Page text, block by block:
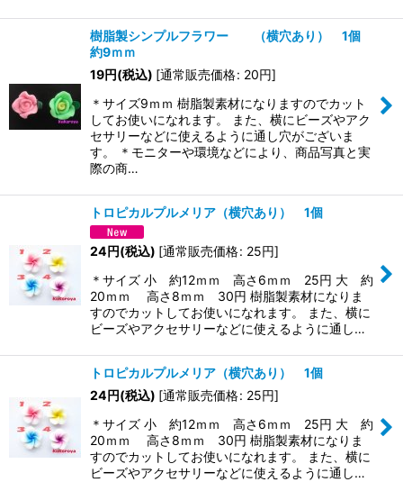
樹脂製シンプルフラワー （横穴あり） 1個
約9ｍｍ
19円(税込) [通常販売価格: 20円]
＊サイズ9ｍｍ 樹脂製素材になりますのでカット
してお使いになれます。 また、横にビーズやアク
セサリーなどに使えるように通し穴がございま
す。 ＊モニターや環境などにより、商品写真と実
際の商…
トロピカルプルメリア（横穴あり） 1個
24円(税込) [通常販売価格: 25円]
＊サイズ 小 約12ｍｍ 高さ6ｍｍ 25円 大 約
20ｍｍ 高さ8ｍｍ 30円 樹脂製素材になりま
すのでカットしてお使いになれます。 また、横に
ビーズやアクセサリーなどに使えるように通し…
トロピカルプルメリア（横穴あり） 1個
24円(税込) [通常販売価格: 25円]
＊サイズ 小 約12ｍｍ 高さ6ｍｍ 25円 大 約
20ｍｍ 高さ8ｍｍ 30円 樹脂製素材になりま
すのでカットしてお使いになれます。 また、横に
ビーズやアクセサリーなどに使えるように通し…